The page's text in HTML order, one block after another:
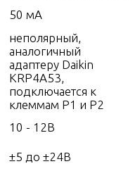
50 мА
неполярный,
аналогичный
адаптеру Daikin
KRP4A53,
подключается к
клеммам P1 и P2
10 - 12В
±5 до ±24В